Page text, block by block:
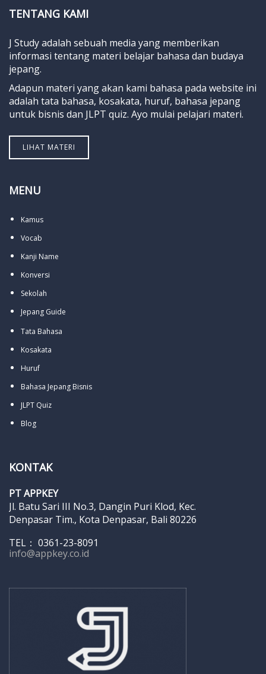
TENTANG KAMI
J Study adalah sebuah media yang memberikan
informasi tentang materi belajar bahasa dan budaya
jepang.
Adapun materi yang akan kami bahasa pada website ini
adalah tata bahasa, kosakata, huruf, bahasa jepang
untuk bisnis dan JLPT quiz. Ayo mulai pelajari materi.
LIHAT MATERI
MENU
Kamus
Vocab
Kanji Name
Konversi
Sekolah
Jepang Guide
Tata Bahasa
Kosakata
Huruf
Bahasa Jepang Bisnis
JLPT Quiz
Blog
KONTAK
PT APPKEY
Jl. Batu Sari III No.3, Dangin Puri Klod, Kec.
Denpasar Tim., Kota Denpasar, Bali 80226
TEL： 0361-23-8091
info@appkey.co.id